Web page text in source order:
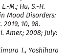
M.; Hu, S.-H.
Mood Disorders:
10, 98.
Amer.; 2008; July:
T., Yoshihara